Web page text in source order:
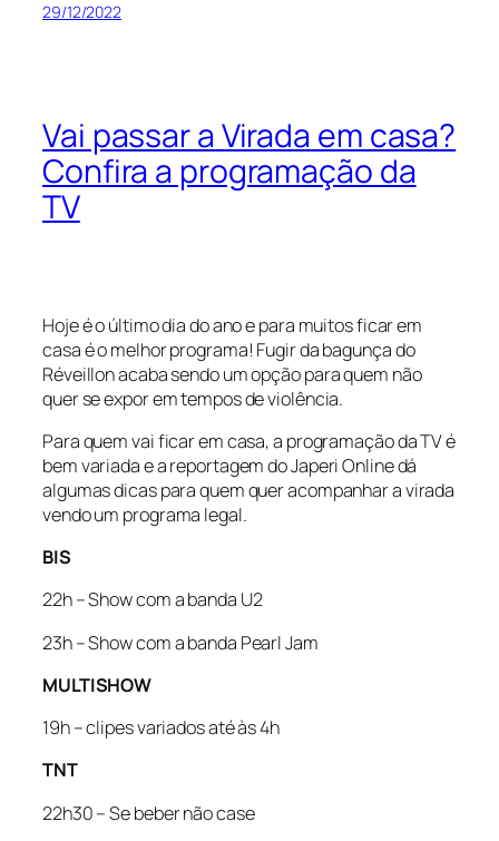
29/12/2022
Vai passar a Virada em casa?
Confira a programação da
TV
Hoje é o último dia do ano e para muitos ficar em
casa é o melhor programa! Fugir da bagunça do
Réveillon acaba sendo um opção para quem não
quer se expor em tempos de violência.
Para quem vai ficar em casa, a programação da TV é
bem variada e a reportagem do Japeri Online dá
algumas dicas para quem quer acompanhar a virada
vendo um programa legal.
BIS
22h – Show com a banda U2
23h – Show com a banda Pearl Jam
MULTISHOW
19h – clipes variados até às 4h
TNT
22h30 – Se beber não case